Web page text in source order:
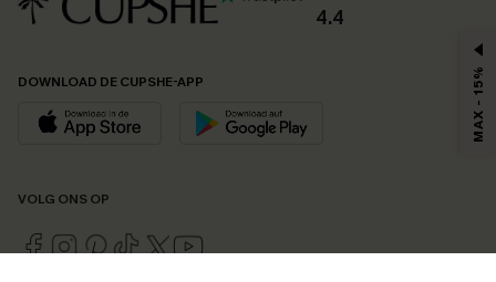
4.4
DOWNLOAD DE CUPSHE-APP
VOLG ONS OP
MAX - 15%